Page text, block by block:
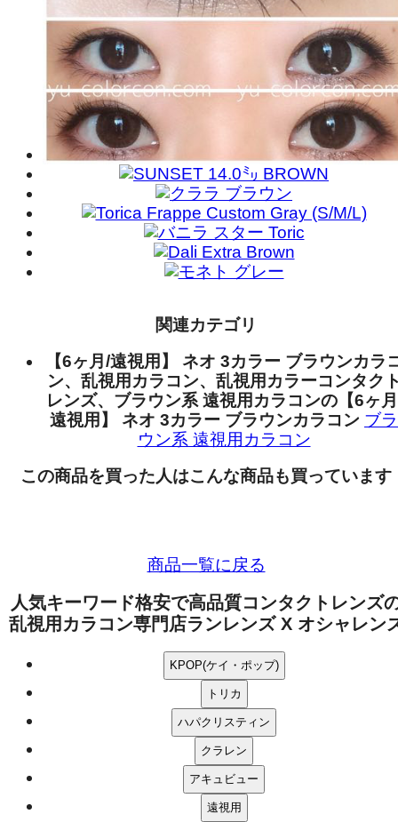
関連カテゴリ
【6ヶ月/遠視用】 ネオ 3カラー ブラウンカラ
ン、乱視用カラコン、乱視用カラーコンタク
レンズ、ブラウン系 遠視用カラコンの【6ヶ
遠視用】 ネオ 3カラー ブラウンカラコン ブラ
ウン系 遠視用カラコン
この商品を買った人はこんな商品も買っています
商品一覧に戻る
人気キーワード格安で高品質コンタクトレンズ
乱視用カラコン専門店ランレンズ X オシャレン